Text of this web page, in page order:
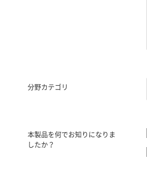
分野カテゴリ
本製品を何でお知りになりま
したか？